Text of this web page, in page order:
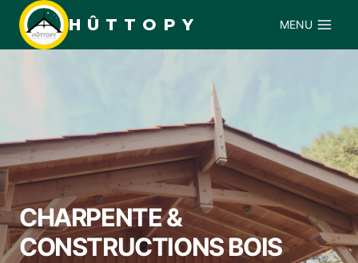
Aller
contenu
HÛTTOPY MENU
CHARPENTE &
CONSTRUCTIONS BOIS